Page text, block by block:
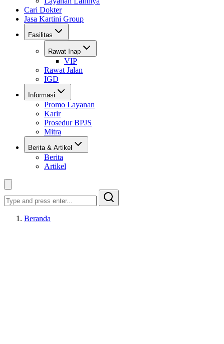
Cari Dokter
Jasa Kartini Group
Fasilitas
Rawat Inap
VIP
Rawat Jalan
IGD
Informasi
Promo Layanan
Karir
Prosedur BPJS
Mitra
Berita & Artikel
Berita
Artikel
Search
Beranda